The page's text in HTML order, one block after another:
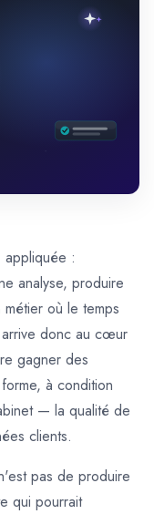
appliquée :
analyse, produire
où le temps
donc au cœur
gagner des
à condition
— la qualité de
clients.
pas de produire
qui pourrait